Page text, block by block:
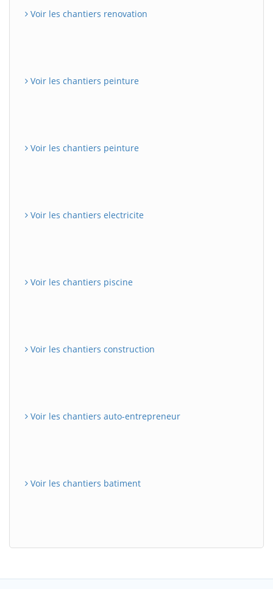
Voir les chantiers renovation
Voir les chantiers peinture
Voir les chantiers peinture
Voir les chantiers electricite
Voir les chantiers piscine
Voir les chantiers construction
Voir les chantiers auto-entrepreneur
Voir les chantiers batiment